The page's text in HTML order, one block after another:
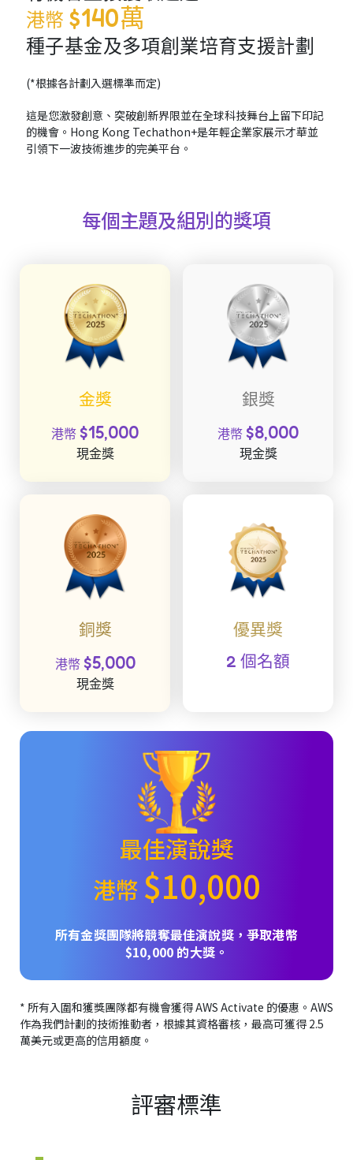
港幣$140萬
種子基金及多項創業培育支援計劃
(*根據各計劃入選標準而定)
這是您激發創意、突破創新界限並在全球科技舞台上留下印記
的機會。Hong Kong Techathon+是年輕企業家展示才華並
引領下一波技術進步的完美平台。
每個主題及組別的獎項
金獎
港幣 $15,000
現金獎
銀獎
港幣 $8,000
現金獎
銅獎
港幣 $5,000
現金獎
優異獎
2 個名額
最佳演說獎
港幣 $10,000
所有金獎團隊將競奪最佳演說獎，爭取港幣
$10,000 的大獎。
* 所有入圍和獲獎團隊都有機會獲得 AWS Activate 的優惠。AWS
作為我們計劃的技術推動者，根據其資格審核，最高可獲得 2.5
萬美元或更高的信用額度。
評審標準